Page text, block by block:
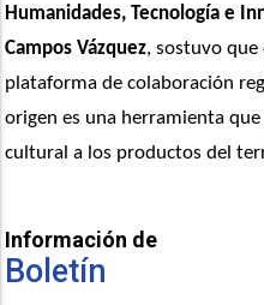
Humanidades, Tecnología e
Campos Vázquez, sostuvo que
plataforma de colaboración
origen es una herramienta
cultural a los productos del
Información de
Boletín